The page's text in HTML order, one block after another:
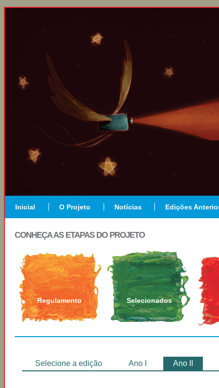
Inicial O Projeto Notícias Edições
CONHEÇA AS ETAPAS DO PROJETO
Regulamento Selecionados
Selecione a edição Ano I Ano II